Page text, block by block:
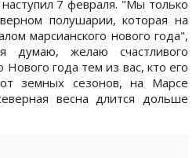
7 февраля. "Мы только
полушарии, которая на
марсианского нового года",
желаю счастливого
Нового года тем из вас, кто его
земных сезонов, на Марсе
весна длится дольше